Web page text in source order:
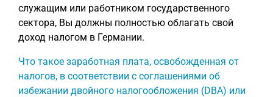
служащим или работником государственного
сектора, Вы должны полностью облагать свой
доход налогом в Германии.
Что такое заработная плата, освобожденная от
налогов, в соответствии с соглашениями об
избежании двойного налогообложения (DBA) или